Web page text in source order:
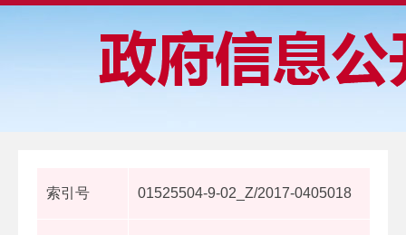
索引号 01525504-9-02_Z/2017-0405018